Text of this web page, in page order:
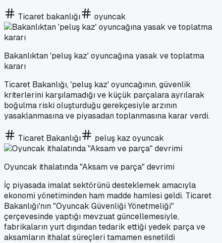
Ticaret bakanlığı oyuncak
Bakanlıktan 'peluş kaz' oyuncağına yasak ve toplatma
kararı
Ticaret Bakanlığı, 'peluş kaz' oyuncağının, güvenlik
kriterlerini karşılamadığı ve küçük parçalara ayrılarak
boğulma riski oluşturduğu gerekçesiyle arzının
yasaklanmasına ve piyasadan toplanmasına karar verdi.
Ticaret Bakanlığı peluş kaz oyuncak
Oyuncak ithalatında "Aksam ve parça" devrimi
İç piyasada imalat sektörünü desteklemek amacıyla
ekonomi yönetiminden ham madde hamlesi geldi. Ticaret
Bakanlığı'nın "Oyuncak Güvenliği Yönetmeliği"
çerçevesinde yaptığı mevzuat güncellemesiyle,
fabrikaların yurt dışından tedarik ettiği yedek parça ve
aksamların ithalat süreçleri tamamen esnetildi